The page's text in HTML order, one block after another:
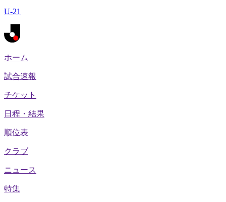
U-21
ホーム
試合速報
チケット
日程・結果
順位表
クラブ
ニュース
特集